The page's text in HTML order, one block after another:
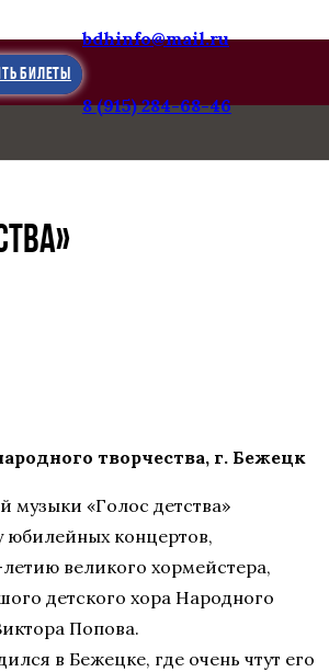
БИЛЕТЫ
bdhinfo@mail.ru
8 (915) 284-68-46
творчества, г. Бежецк
музыки «Голос детства»
юбилейных концертов,
великого хормейстера,
детского хора Народного
Попова.
в Бежецке, где очень чтут его